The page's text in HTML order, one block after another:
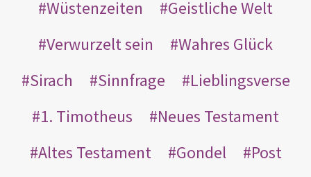
Wüstenzeiten
Geistliche Welt
Verwurzelt sein
Wahres Glück
Sirach
Sinnfrage
Lieblingsverse
1. Timotheus
Neues Testament
Altes Testament
Gondel
Post